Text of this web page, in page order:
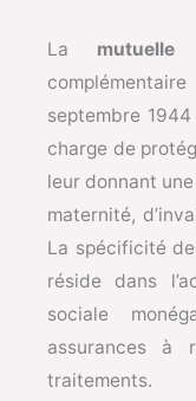
La mutuelle
septembre
charge de
leur donnant
maternité,
La spécificité
réside dans
sociale
assurances à
traitements.